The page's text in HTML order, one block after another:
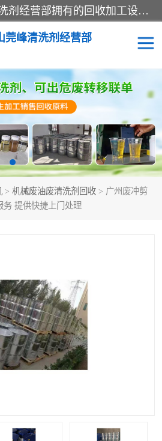
东莞市大岭山莞峰清洗剂经营部拥有的回收加工设备，大量废油回收、废清洗剂回收、废溶剂油回收、机械废油废清洗剂回收、废碳氢回收、碳氢液压油回收、碳氢二氯回收等废清洗剂处理；我们只是提供废旧化工原料的循环使用存放点，执行正规的存放，有正规的回收资质处理。同时我们公司批发零售回收级清洗剂，脱模油再生基础油，质量保证。
莞峰清洗剂经营部
> 机械废油废清洗剂回收 > 广州废冲剪
务 提供快捷上门处理
废清洗剂回收
机械废油废清洗剂回收
碳氢液压油回收
回收废三四氯乙烯
上门回收废清洗剂